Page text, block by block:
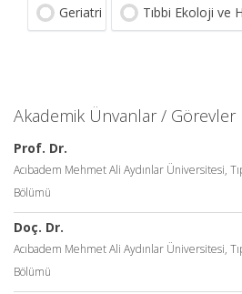
Geriatri Tıbbi Ekoloji ve
Akademik Ünvanlar / Görevler
Prof. Dr.
Acıbadem Mehmet Ali Aydınlar Üniversitesi,
Bölümü
Doç. Dr.
Acıbadem Mehmet Ali Aydınlar Üniversitesi,
Bölümü